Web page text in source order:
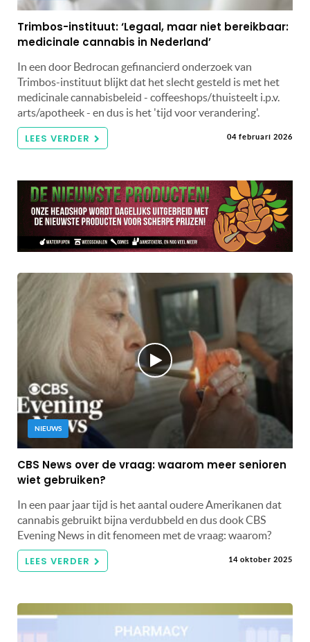
Trimbos-instituut: ‘Legaal, maar niet bereikbaar:
medicinale cannabis in Nederland’
In een door Bedrocan gefinancierd onderzoek van
Trimbos-instituut blijkt dat het slecht gesteld is met het
medicinale cannabisbeleid - coffeeshops/thuisteelt i.p.v.
arts/apotheek - en dus is het 'tijd voor verandering'.
LEES VERDER 04 februari 2026
NIEUWS
CBS News over de vraag: waarom meer senioren
wiet gebruiken?
In een paar jaar tijd is het aantal oudere Amerikanen dat
cannabis gebruikt bijna verdubbeld en dus dook CBS
Evening News in dit fenomeen met de vraag: waarom?
LEES VERDER 14 oktober 2025